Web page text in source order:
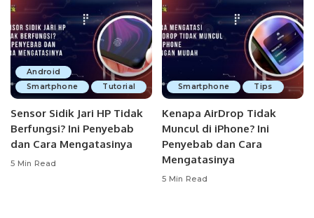
Android
Smartphone
Tutorial
Sensor Sidik Jari HP Tidak
Berfungsi? Ini Penyebab
dan Cara Mengatasinya
5 Min Read
Smartphone Tips
Kenapa AirDrop Tidak
Muncul di iPhone? Ini
Penyebab dan Cara
Mengatasinya
5 Min Read